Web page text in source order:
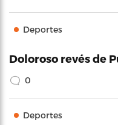
Deportes
Doloroso revés de
0
Deportes